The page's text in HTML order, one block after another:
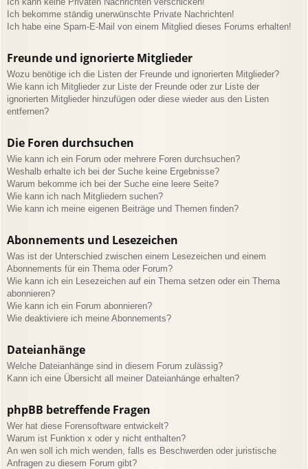
Ich bekomme ständig unerwünschte Private Nachrichten!
Ich habe eine Spam-E-Mail von einem Mitglied dieses Forums erhalten!
Freunde und ignorierte Mitglieder
Wozu benötige ich die Listen der Freunde und ignorierten Mitglieder?
Wie kann ich Mitglieder zur Liste der Freunde oder zur Liste der
ignorierten Mitglieder hinzufügen oder diese wieder aus den Listen
entfernen?
Die Foren durchsuchen
Wie kann ich ein Forum oder mehrere Foren durchsuchen?
Weshalb erhalte ich bei der Suche keine Ergebnisse?
Warum bekomme ich bei der Suche eine leere Seite?
Wie kann ich nach Mitgliedern suchen?
Wie kann ich meine eigenen Beiträge und Themen finden?
Abonnements und Lesezeichen
Was ist der Unterschied zwischen einem Lesezeichen und einem
Abonnements für ein Thema oder Forum?
Wie kann ich ein Lesezeichen auf ein Thema setzen oder ein Thema
abonnieren?
Wie kann ich ein Forum abonnieren?
Wie deaktiviere ich meine Abonnements?
Dateianhänge
Welche Dateianhänge sind in diesem Forum zulässig?
Kann ich eine Übersicht all meiner Dateianhänge erhalten?
phpBB betreffende Fragen
Wer hat diese Forensoftware entwickelt?
Warum ist Funktion x oder y nicht enthalten?
An wen soll ich mich wenden, falls es Beschwerden oder juristische
Anfragen zu diesem Forum gibt?